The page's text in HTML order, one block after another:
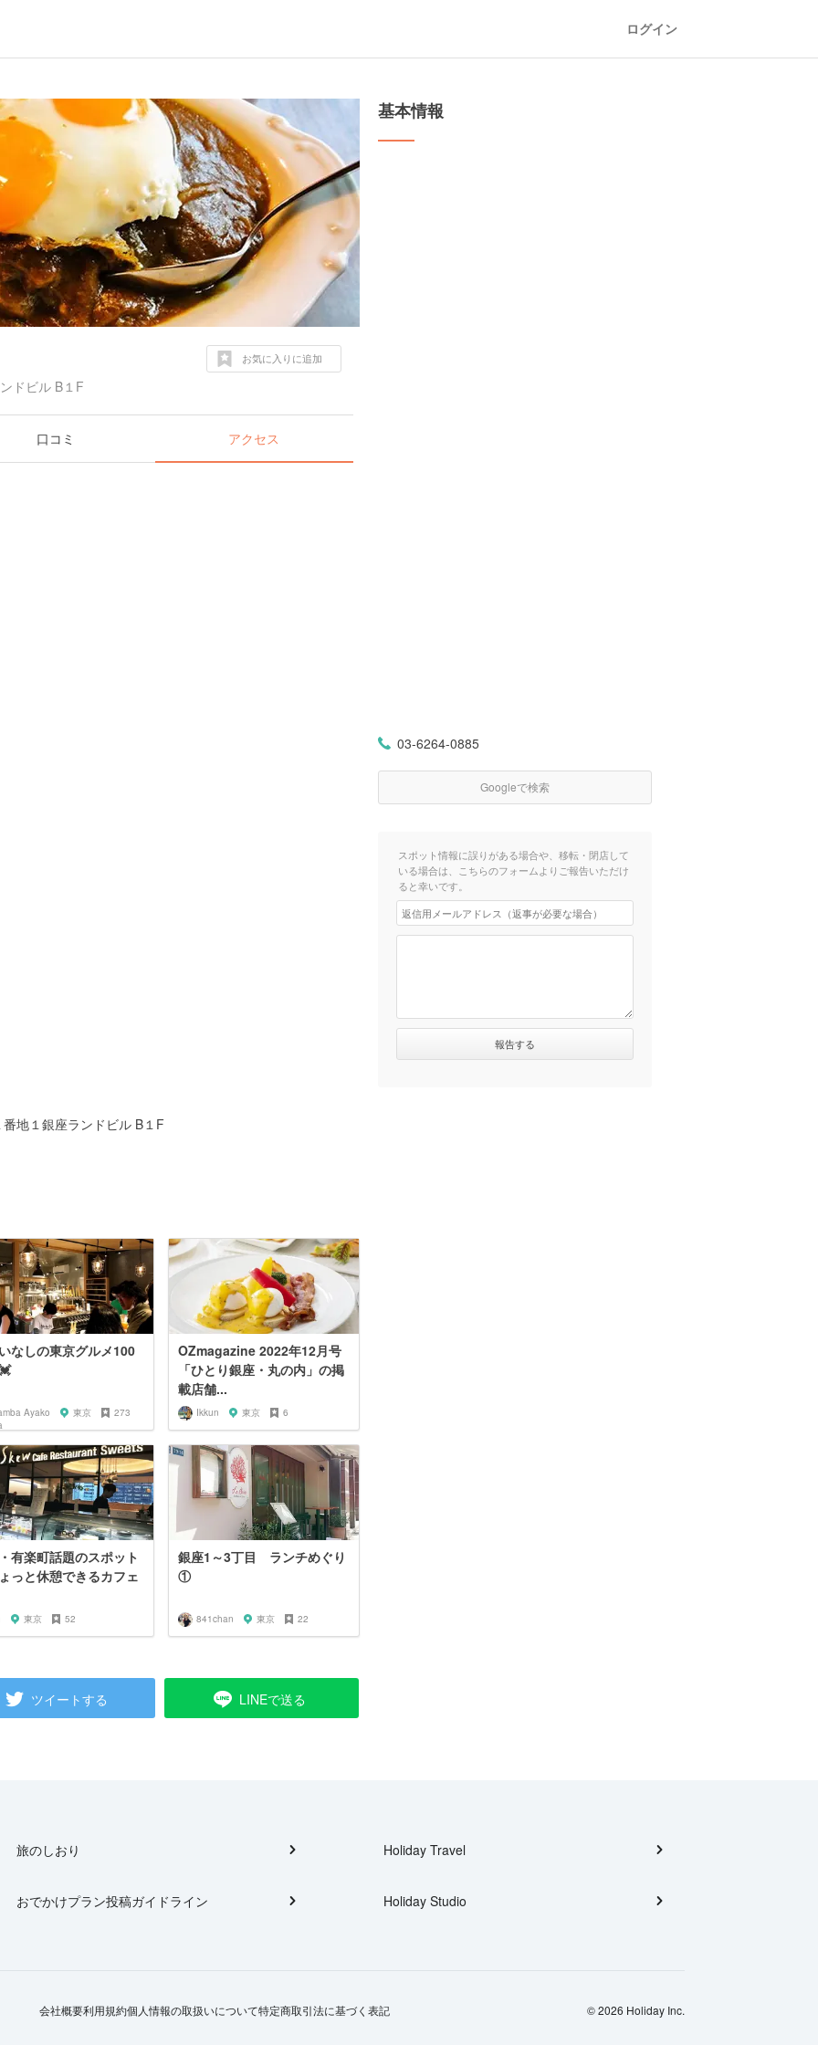
ログイン
ドビル B１F
お気に入りに追加
口コミ アクセス
地１銀座ランドビル B１F
なしの東京グルメ100
Ayako 東京 273
OZmagazine 2022年12月号
「ひとり銀座・丸の内」の掲
載店舗...
Ikkun 東京 6
有楽町話題のスポット
っと休憩できるカフェ
東京 52
銀座1～3丁目 ランチめぐり
①
841chan 東京 22
ツイートする LINEで送る
基本情報
03-6264-0885
Googleで検索
スポット情報に誤りがある場合や、移転・閉店して
いる場合は、こちらのフォームよりご報告いただけ
ると幸いです。
旅のしおり
おでかけプラン投稿ガイドライン
Holiday Travel
Holiday Studio
会社概要利用規約個人情報の取扱いについて特定商取引法に基づく表記 © 2026 Holiday Inc.